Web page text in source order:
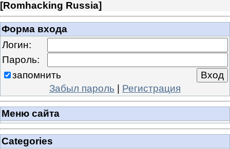
[Romhacking Russia]
Форма входа
Логин:
Пароль:
запомнить
Забыл пароль | Регистрация
Меню сайта
Categories